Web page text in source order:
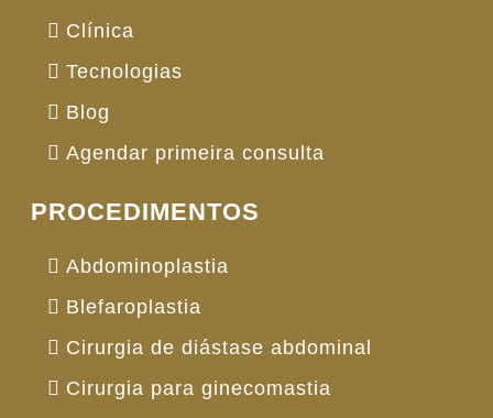
Clínica
Tecnologias
Blog
Agendar primeira consulta
PROCEDIMENTOS
Abdominoplastia
Blefaroplastia
Cirurgia de diástase abdominal
Cirurgia para ginecomastia